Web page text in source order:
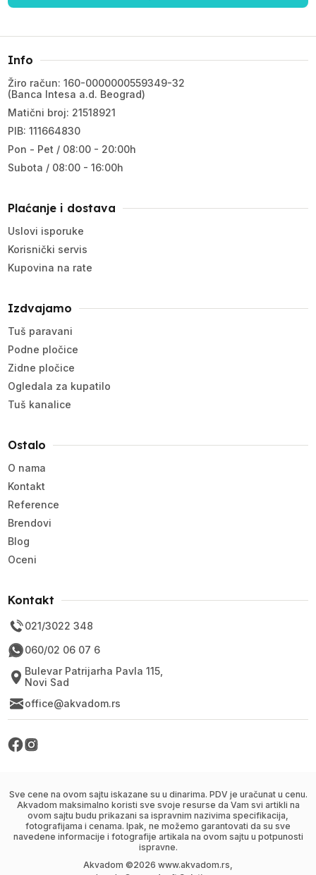
Info
Žiro račun: 160-0000000559349-32
(Banca Intesa a.d. Beograd)
Matični broj: 21518921
PIB: 111664830
Pon - Pet / 08:00 - 20:00h
Subota / 08:00 - 16:00h
Plaćanje i dostava
Uslovi isporuke
Korisnički servis
Kupovina na rate
Izdvajamo
Tuš paravani
Podne pločice
Zidne pločice
Ogledala za kupatilo
Tuš kanalice
Ostalo
O nama
Kontakt
Reference
Brendovi
Blog
Oceni
Kontakt
021/3022 348
060/02 06 07 6
Bulevar Patrijarha Pavla 115,
Novi Sad
office@akvadom.rs
Sve cene na ovom sajtu iskazane su u dinarima. PDV je uračunat u cenu.
Akvadom maksimalno koristi sve svoje resurse da Vam svi artikli na
ovom sajtu budu prikazani sa ispravnim nazivima specifikacija,
fotografijama i cenama. Ipak, ne možemo garantovati da su sve
navedene informacije i fotografije artikala na ovom sajtu u potpunosti
ispravne.
Akvadom ©2026 www.akvadom.rs,